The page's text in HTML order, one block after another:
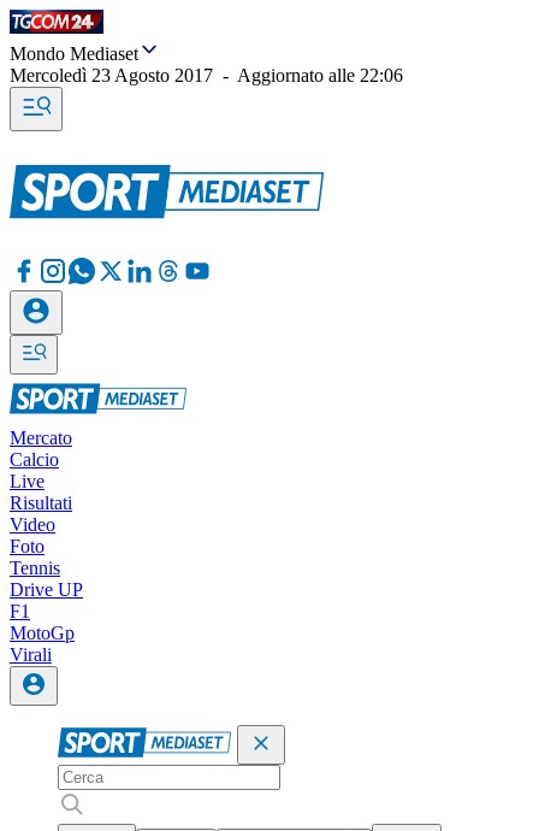
Mondo Mediaset
Mercoledì 23 Agosto 2017 - Aggiornato alle 22:06
Mercato
Calcio
Live
Risultati
Video
Foto
Tennis
Drive UP
F1
MotoGp
Virali